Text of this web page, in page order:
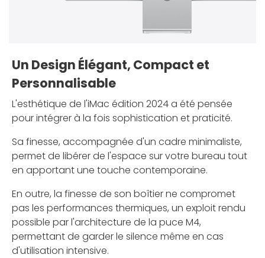
Un Design Élégant, Compact et
Personnalisable
L'esthétique de l'iMac édition 2024 a été pensée
pour intégrer à la fois sophistication et praticité.
Sa finesse, accompagnée d'un cadre minimaliste,
permet de libérer de l'espace sur votre bureau tout
en apportant une touche contemporaine.
En outre, la finesse de son boîtier ne compromet
pas les performances thermiques, un exploit rendu
possible par l'architecture de la puce M4,
permettant de garder le silence même en cas
d'utilisation intensive.